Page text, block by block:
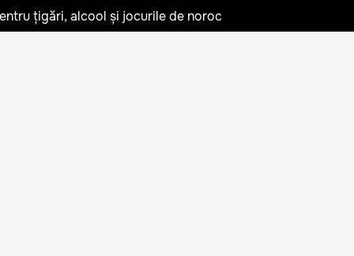
țigări, alcool și jocurile de noroc